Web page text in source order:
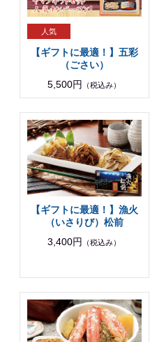
【ギフトに最適！】五彩
（ごさい）
5,500円
（税込み）
【ギフトに最適！】漁火
（いさりび）松前
3,400円
（税込み）